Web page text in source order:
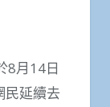
8月14日
民延續去